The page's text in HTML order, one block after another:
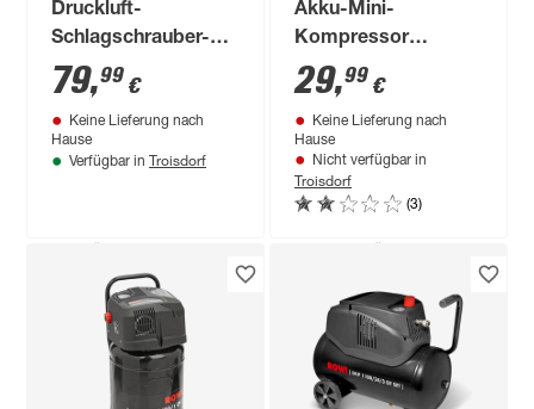
Produktdatenblatt
Keine Lieferung nach
Druckluft-
Schlagschrauber-
Set 'DSS 16/1 Set'
16-teilig
79,99 €
Keine Lieferung nach
Hause
Verfügbar in Troisdorf
Akku-Mini-
Kompressor
schwarz 12 V, 11 bar
29,99 €
Keine Lieferung nach
Hause
Nicht verfügbar in
Troisdorf
(3)